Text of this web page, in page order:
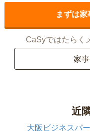
まずは
CaSyではたらく
家
近
大阪ビジネスパ